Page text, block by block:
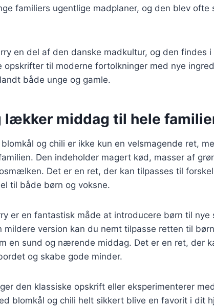
familiers ugentlige madplaner, og den blev ofte
en del af den danske madkultur, og den findes
opskrifter til moderne fortolkninger med nye
både unge og gamle.
lækker middag til hele
og chili er ikke kun en velsmagende ret,
Den indeholder magert kød, masser af
Det er en ret, der kan tilpasses til
til både børn og voksne.
er en fantastisk måde at introducere børn til nye
mildere version kan du nemt tilpasse retten til
en sund og nærende middag. Det er en ret, der
og skabe gode minder.
den klassiske opskrift eller eksperimenterer
blomkål og chili helt sikkert blive en favorit i dit